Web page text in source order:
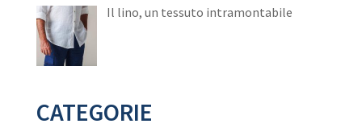
Il lino, un tessuto intramontabile
CATEGORIE